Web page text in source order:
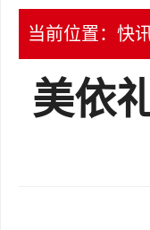
当前位置： 快
美依